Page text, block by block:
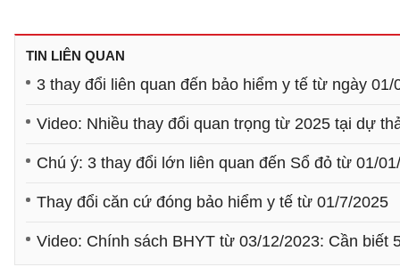
TIN LIÊN QUAN
3 thay đổi liên quan đến bảo hiểm y tế từ ngày 01/
Video: Nhiều thay đổi quan trọng từ 2025 tại dự
Chú ý: 3 thay đổi lớn liên quan đến Sổ đỏ từ 01/
Thay đổi căn cứ đóng bảo hiểm y tế từ 01/7/2025
Video: Chính sách BHYT từ 03/12/2023: Cần biết